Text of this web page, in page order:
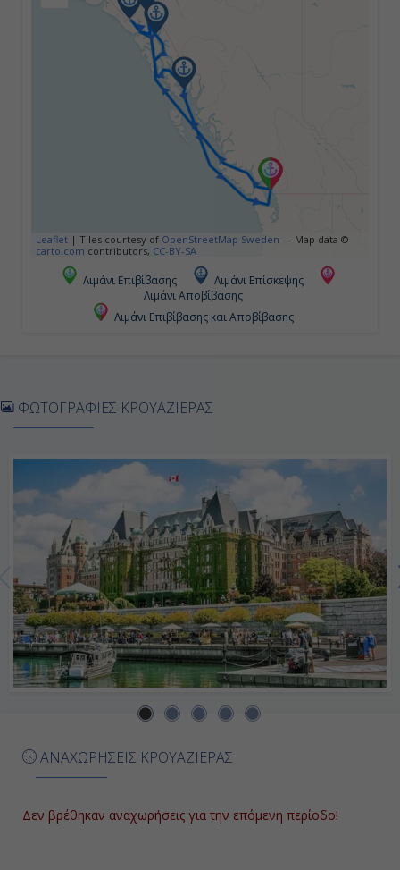
Κόλπος Παγετώνων ( Αλάσκα ),
15:00
Ημέρα 7η
Εν Πλω
-
-
Ημέρα 8η
Βανκούβερ, Καναδάς
Leaflet | Tiles courtesy of OpenStreetMap Sweden — Map data ©
carto.com contributors, CC-BY-SA
Λιμάνι Επιβίβασης
Λιμάνι Επίσκεψης
Λιμάνι Αποβίβασης
Λιμάνι Επιβίβασης και Αποβίβασης
ΑΝΑΧΩΡΗΣΕΙΣ ΚΡΟΥΑΖΙΕΡΑΣ
Δεν βρέθηκαν αναχωρήσεις για την επόμενη περίοδο!
ΦΩΤΟΓΡΑΦΙΕΣ ΚΡΟΥΑΖΙΕΡΑΣ